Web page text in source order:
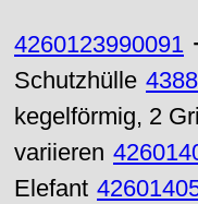
4260123990091
Schutzhülle
kegelförmig, 2
variieren
Elefant